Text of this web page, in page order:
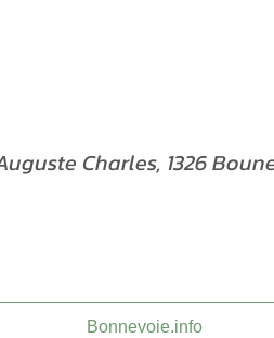
Charles, 1326
​Bonnevoie.info